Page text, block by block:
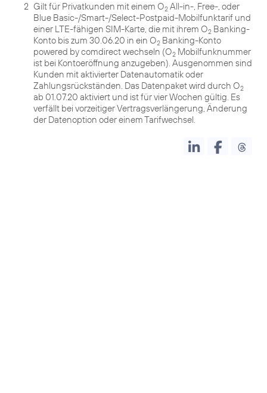
2 Gilt für Privatkunden mit einem O2 All-in-, Free-, oder
Blue Basic-/Smart-/Select-Postpaid-Mobilfunktarif und
einer LTE-fähigen SIM-Karte, die mit ihrem O2 Banking-
Konto bis zum 30.06.20 in ein O2 Banking-Konto
powered by comdirect wechseln (O2 Mobilfunknummer
ist bei Kontoeröffnung anzugeben). Ausgenommen sind
Kunden mit aktivierter Datenautomatik oder
Zahlungsrückständen. Das Datenpaket wird durch O2
ab 01.07.20 aktiviert und ist für vier Wochen gültig. Es
verfällt bei vorzeitiger Vertragsverlängerung, Änderung
der Datenoption oder einem Tarifwechsel.